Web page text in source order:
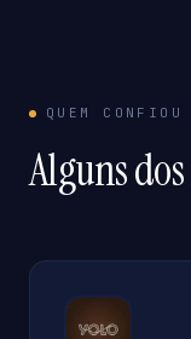
QUEM CONFIOU
Alguns